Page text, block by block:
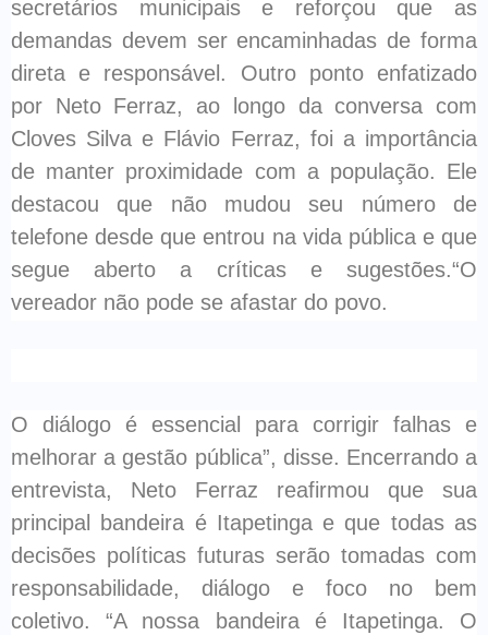
secretários municipais e reforçou que as
demandas devem ser encaminhadas de forma
direta e responsável. Outro ponto enfatizado
por Neto Ferraz, ao longo da conversa com
Cloves Silva e Flávio Ferraz, foi a importância
de manter proximidade com a população. Ele
destacou que não mudou seu número de
telefone desde que entrou na vida pública e que
segue aberto a críticas e sugestões.“O
vereador não pode se afastar do povo.
O diálogo é essencial para corrigir falhas e
melhorar a gestão pública”, disse. Encerrando a
entrevista, Neto Ferraz reafirmou que sua
principal bandeira é Itapetinga e que todas as
decisões políticas futuras serão tomadas com
responsabilidade, diálogo e foco no bem
coletivo. “A nossa bandeira é Itapetinga. O